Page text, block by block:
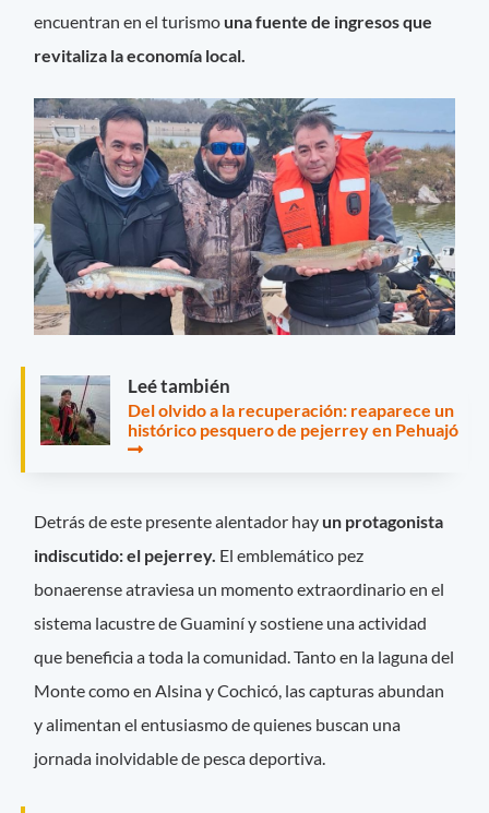
encuentran en el turismo una fuente de ingresos que
revitaliza la economía local.
Leé también
Del olvido a la recuperación: reaparece un
histórico pesquero de pejerrey en Pehuajó
Detrás de este presente alentador hay un protagonista
indiscutido: el pejerrey. El emblemático pez
bonaerense atraviesa un momento extraordinario en el
sistema lacustre de Guaminí y sostiene una actividad
que beneficia a toda la comunidad. Tanto en la laguna del
Monte como en Alsina y Cochicó, las capturas abundan
y alimentan el entusiasmo de quienes buscan una
jornada inolvidable de pesca deportiva.